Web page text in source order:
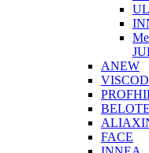
ANEW
FACE